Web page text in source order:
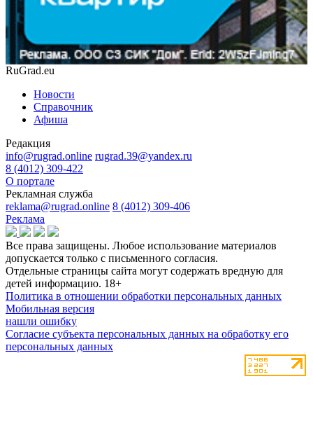
RuGrad.eu
Новости
Справочник
Афиша
Редакция
info@rugrad.online rugrad.39@yandex.ru
8 (4012) 309-422
О портале
Рекламная служба
reklama@rugrad.online 8 (4012) 309-406
Реклама
Все права защищены. Любое использование материалов
допускается только с письменного согласия.
Отдельные страницы сайта могут содержать вредную для
детей информацию. 18+
Политика в отношении обработки персональных данных
Мобильная версия
нашли ошибку
Согласие субъекта персональных данных на обработку его
персональных данных